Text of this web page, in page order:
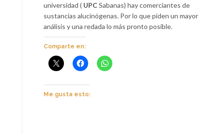
universidad ( UPCSabanas) hay comerciantes de
sustancias alucinógenas. Por lo que piden un mayor
análisis y una redada lo más pronto posible.
Comparte en:
Me gusta esto: